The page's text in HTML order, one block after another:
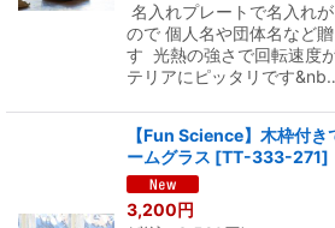
名入れプレートで名入れ
ので 個人名や団体名など
す 光熱の強さで回転速度
テリアにピッタリです
【Fun Science】木枠付き
ームグラス [TT-333-271]
3,200円